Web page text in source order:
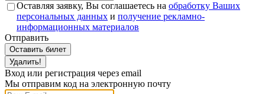
Оставляя заявку, Вы соглашаетесь на обработку Ваших
персональных данных и получение рекламно-
информационных материалов
Отправить
Оставить билет
Удалить!
Вход или регистрация через email
Мы отправим код на электронную почту